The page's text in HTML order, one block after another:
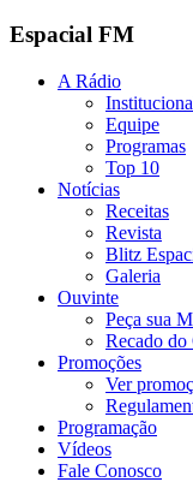
Espacial FM
A Rádio
Equipe
Programas
Top 10
Notícias
Receitas
Revista
Blitz
Galeria
Ouvinte
Peça sua
Recado
Promoções
Ver
Programação
Vídeos
Fale Conosco